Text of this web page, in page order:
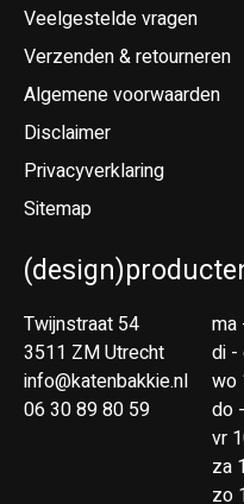
Veelgestelde vragen
Verzenden & retourneren
Algemene voorwaarden
Disclaimer
Privacyverklaring
Sitemap
Twijnstraat 54
3511 ZM Utrecht
info@katenbakkie.nl
06 30 89 80 59
ma
di -
wo
do
vr
za
zo